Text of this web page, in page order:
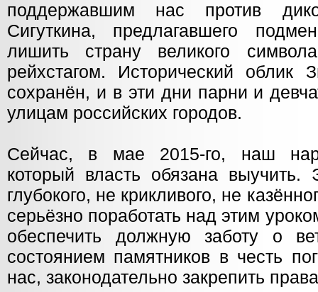
поддержавшим нас против
Сигуткина, предлагавшего
лишить страну великого
рейхстагом. Исторический
сохранён, и в эти дни парни и
улицам российских городов.
Сейчас, в мае 2015-го, наш
который власть обязана выучить.
глубокого, не крикливого, не
серьёзно поработать над этим
обеспечить должную заботу о
состоянием памятников в честь
нас, законодательно закрепить